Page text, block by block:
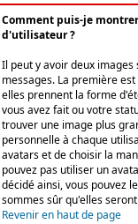
Comment puis-je
d'utilisateur ?
Il peut y avoir deux
messages. La première
elles prennent la forme
vous avez fait ou votre
trouver une image plus
personnelle à chaque
avatars et de choisir la
pouvez pas utiliser un
décidé ainsi, vous pouvez
sommes sûr qu'elles
Revenir en haut de page